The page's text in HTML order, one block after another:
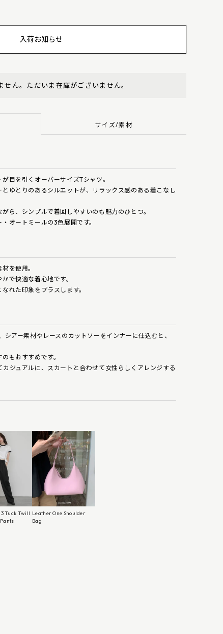
入荷お知らせ
せん。ただいま在庫がございません。
サイズ/素材
目を引くオーバーサイズTシャツ。
ゆとりのあるシルエットが、リラックス感のある着こなし
ら、シンプルで着回しやすいのも魅力のひとつ。
オートミールの3色展開です。
を使用。
で快適な着心地です。
れた印象をプラスします。
シアー素材やレースのカットソーをインナーに仕込むと、
もおすすめです。
ジュアルに、スカートと合わせて女性らしくアレンジする
Tuck Twill Leather One Shoulder
Bag